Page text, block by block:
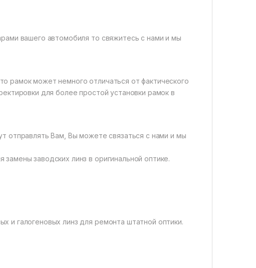
вашего автомобиля то свяжитесь с нами и мы
рамок может немного отличаться от фактического
для более простой установки рамок в
отправлять Вам, Вы можете связаться с нами и мы
заводских линз в оригинальной оптике.
и галогеновых линз для ремонта штатной оптики.